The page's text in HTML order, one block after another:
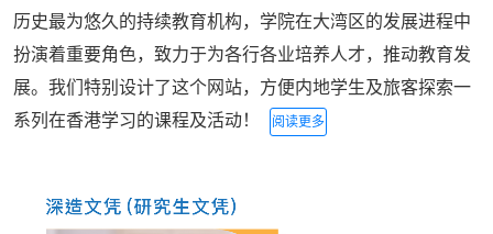
历史最为悠久的持续教育机构，学院在大湾区的发展进程中
扮演着重要角色，致力于为各行各业培养人才，推动教育发
展。我们特别设计了这个网站，方便内地学生及旅客探索一
系列在香港学习的课程及活动！
阅读更多